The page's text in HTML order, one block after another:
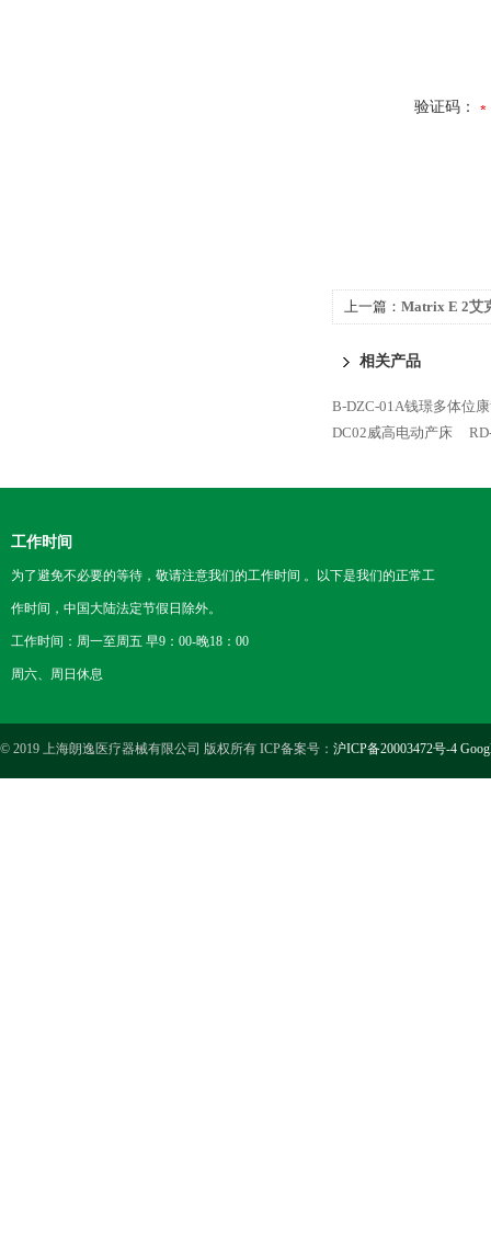
验证码：
上一篇： Matrix E 2艾
相关产品
B-DZC-01A钱璟多体位
DC02威高电动产床
工作时间
为了避免不必要的等待，敬请注意我们的工作时间 。以下是我们的正常工
作时间，中国大陆法定节假日除外。
工作时间：周一至周五 早9：00-晚18：00
周六、周日休息
© 2019 上海朗逸医疗器械有限公司 版权所有 ICP备案号： 沪ICP备20003472号-4